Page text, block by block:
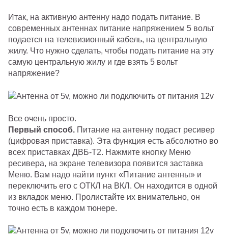
Итак, на активную антенну надо подать питание. В
современных антеннах питание напряжением 5 вольт
подается на телевизионный кабель, на центральную
жилу. Что нужно сделать, чтобы подать питание на эту
самую центральную жилу и где взять 5 вольт
напряжение?
Все очень просто.
Первый способ. Питание на антенну подаст ресивер
(цифровая приставка). Эта функция есть абсолютно во
всех приставках ДВБ-Т2. Нажмите кнопку Меню
ресивера, на экране телевизора появится заставка
Меню. Вам надо найти пункт «Питание антенны» и
переключить его с ОТКЛ на ВКЛ. Он находится в одной
из вкладок меню. Пролистайте их внимательно, он
точно есть в каждом тюнере.